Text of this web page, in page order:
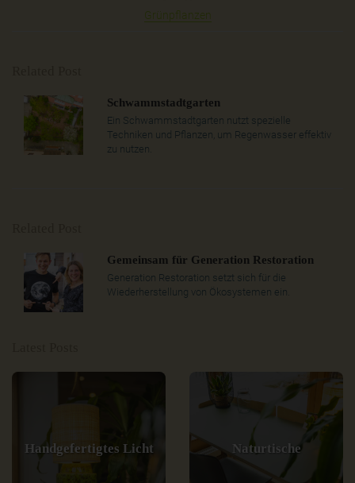
Grünpflanzen
Schwammstadtgarten
Ein Schwammstadtgarten nutzt spezielle
Techniken und Pflanzen, um Regenwasser effektiv
zu nutzen.
Gemeinsam für Generation Restoration
Generation Restoration setzt sich für die
Wiederherstellung von Ökosystemen ein.
Handgefertigtes Licht Naturtische